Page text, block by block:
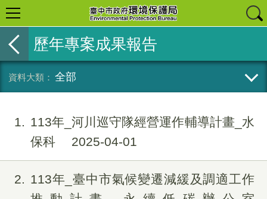
歷年專案成果報告
全部
1
113年_河川巡守隊經營運作輔導計畫_水
保科
2025-04-01
2
113年_臺中市氣候變遷減緩及調適工作